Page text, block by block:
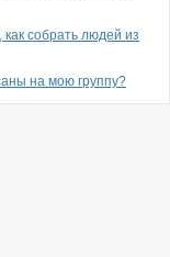
собрать людей из
на мою группу?